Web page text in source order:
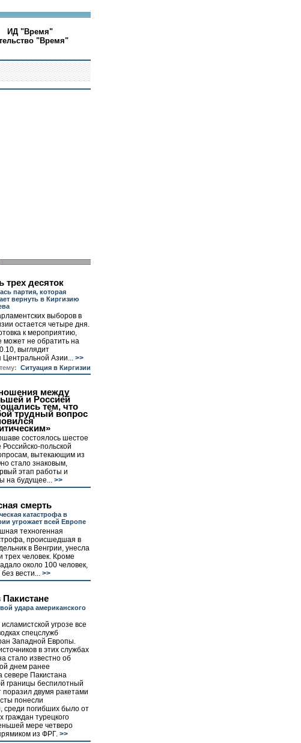
ИД "Время"
"Время"
трех десяток
партия, которая
вернуть в Киргизию
выборов в
остается четыре дня.
к мероприятию,
может не обратить на
выглядит
Центральной Азии... >>
Cитуация в Киргизии
между
и Россией
тем, что
трудный вопрос
состоялось шестое
польской
вытекающим из
стало знаковым,
этап работы и
на будущее... >>
смерть
катастрофа в
угрожает всей Европе
техногенная
происшедшая в
в Венгрии, унесла
трех человек. Кроме
около 100 человек,
вести... >>
удара американского
угрозе все
спецслужб
Западной Европы.
в этих службах
стало известно об
днем ранее
севере Пакистана
границы беспилотный
двумя ракетами
понесли
среди погибших было от
граждан турецкого
мере четверо
из ФРГ. >>